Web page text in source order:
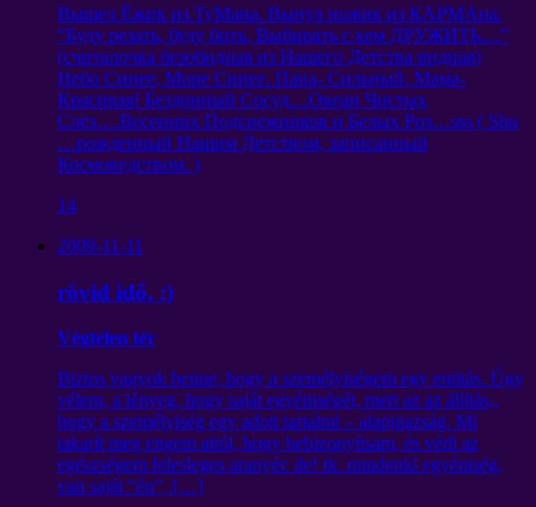
Вышел Ёжик из ТуМана. Вынул ножик из КАРМАна.
“Буду резать, буду бить, Выбирать с кем ДРУЖИТЬ…”
(считалочка безобидная из Нашего Детства видная)
Небо Синее, Море Синее. Папа- Сильный, Мама-
Красивая! Бездонный Сосуд…Океан Чистых
Слёз….Весенних Подснежников и Белых Роз…sss ( Shu
…рожденный Нашим Детством, записанный
Космоведством. )
14
2009-11-11
rövid idő. :)
Végtelen tér
Biztos vagyok benne, hogy a személyiségem egy entitás. Úgy
vélem, a lényeg, hogy saját egyéniségét, mert az az állítás,,
hogy a személyiség egy adott tartalmi – alapigazság. Mi
takarít meg engem attól, hogy bebizonyítsam, és védi az
egészségem felesleges aranyér. de! tk. mindenki egyéniség,
van saját “én”, […]